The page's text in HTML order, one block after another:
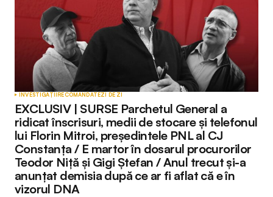
INVESTIGAȚIIRECOMANDATEZI DE ZI
EXCLUSIV | SURSE Parchetul General a
ridicat înscrisuri, medii de stocare și telefonul
lui Florin Mitroi, președintele PNL al CJ
Constanța / E martor în dosarul procurorilor
Teodor Niță și Gigi Ștefan / Anul trecut și-a
anunțat demisia după ce ar fi aflat că e în
vizorul DNA